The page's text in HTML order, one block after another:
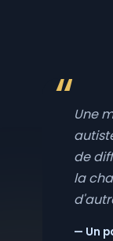
Une
de
la
— Un